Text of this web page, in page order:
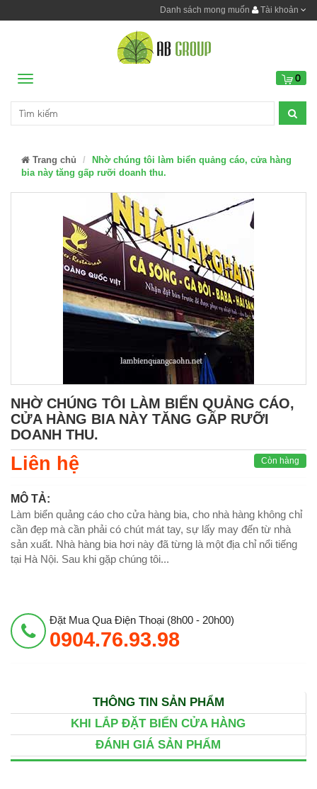
Danh sách mong muốn Tài khoản
Menu 0
Trang chủ
Nhờ chúng tôi làm biển quảng cáo, cửa hàng
bia này tăng gấp rưỡi doanh thu.
NHỜ CHÚNG TÔI LÀM BIỂN QUẢNG CÁO,
CỬA HÀNG BIA NÀY TĂNG GẤP RƯỠI
DOANH THU.
Liên hệ Còn hàng
MÔ TẢ:
Làm biển quảng cáo cho cửa hàng bia, cho nhà hàng không chỉ
cần đẹp mà cần phải có chút mát tay, sự lấy may đến từ nhà
sản xuất. Nhà hàng bia hơi này đã từng là một địa chỉ nổi tiếng
tại Hà Nội. Sau khi gặp chúng tôi...
Đặt Mua Qua Điện Thoại (8h00 - 20h00)
0904.76.93.98
THÔNG TIN SẢN PHẨM
KHI LẮP ĐẶT BIỂN CỬA HÀNG
ĐÁNH GIÁ SẢN PHẨM